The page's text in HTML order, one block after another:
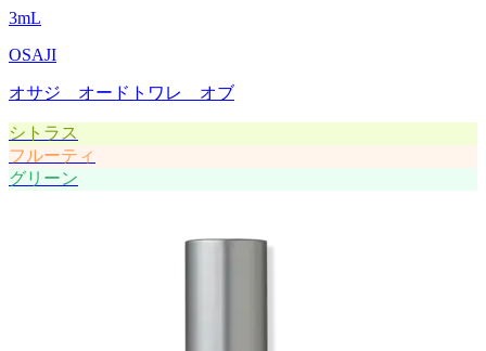
3mL
OSAJI
オサジ オードトワレ オブ
シトラス
フルーティ
グリーン